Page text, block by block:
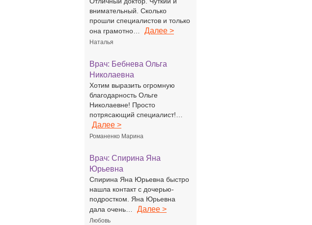
внимательный. Сколько
прошли специалистов и только
она грамотно…
Далее >
Наталья
Врач: Бебнева Ольга
Николаевна
Хотим выразить огромную
благодарность Ольге
Николаевне! Просто
потрясающий специалист!…
Далее >
Романенко Марина
Врач: Спирина Яна
Юрьевна
Спирина Яна Юрьевна быстро
нашла контакт с дочерью-
подростком. Яна Юрьевна
дала очень…
Далее >
Любовь